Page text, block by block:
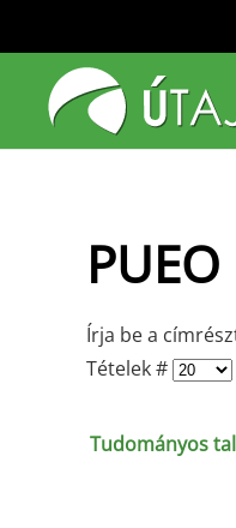
Fő tartalom átugrása
PUEO
Írja be a
Tételek #
Tudományos